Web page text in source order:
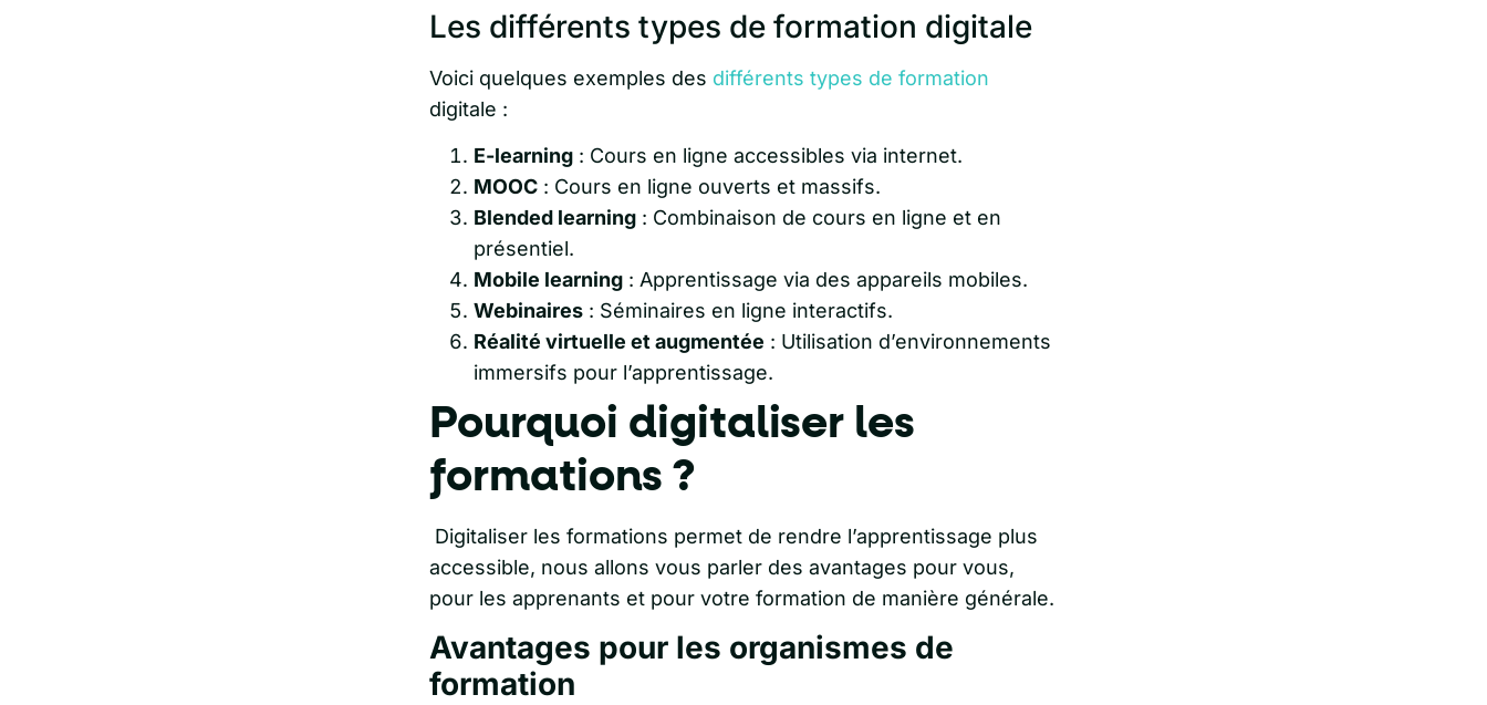
Les différents types de formation digitale
Voici quelques exemples des différents types de formation
digitale :
E-learning: Cours en ligne accessibles via internet.
MOOC: Cours en ligne ouverts et massifs.
Blended learning: Combinaison de cours en ligne et en
présentiel.
Mobile learning: Apprentissage via des appareils mobiles.
Webinaires: Séminaires en ligne interactifs.
Réalité virtuelle et augmentée : Utilisation d’environnements
immersifs pour l’apprentissage.
Pourquoi digitaliser les
formations ?
Digitaliser les formations permet de rendre l’apprentissage plus
accessible, nous allons vous parler des avantages pour vous,
pour les apprenants et pour votre formation de manière générale.
Avantages pour les organismes de
formation